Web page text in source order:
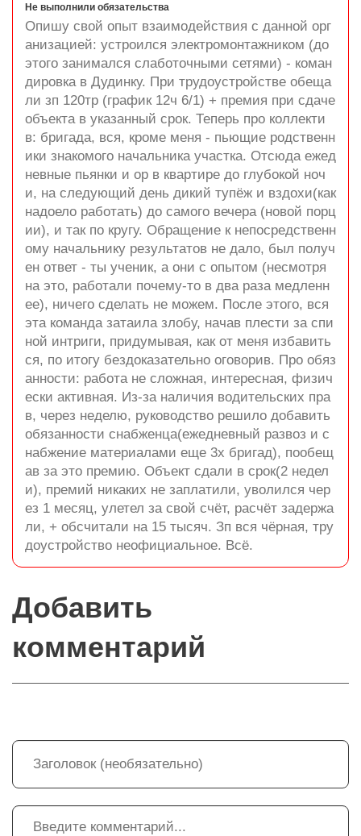
Не выполнили обязательства
Опишу свой опыт взаимодействия с данной орг
анизацией: устроился электромонтажником (до
этого занимался слаботочными сетями) - коман
дировка в Дудинку. При трудоустройстве обеща
ли зп 120тр (график 12ч 6/1) + премия при сдаче
объекта в указанный срок. Теперь про коллекти
в: бригада, вся, кроме меня - пьющие родственн
ики знакомого начальника участка. Отсюда ежед
невные пьянки и ор в квартире до глубокой ноч
и, на следующий день дикий тупёж и вздохи(как
надоело работать) до самого вечера (новой порц
ии), и так по кругу. Обращение к непосредственн
ому начальнику результатов не дало, был получ
ен ответ - ты ученик, а они с опытом (несмотря
на это, работали почему-то в два раза медленн
ее), ничего сделать не можем. После этого, вся
эта команда затаила злобу, начав плести за спи
ной интриги, придумывая, как от меня избавить
ся, по итогу бездоказательно оговорив. Про обяз
анности: работа не сложная, интересная, физич
ески активная. Из-за наличия водительских пра
в, через неделю, руководство решило добавить
обязанности снабженца(ежедневный развоз и с
набжение материалами еще 3х бригад), пообещ
ав за это премию. Объект сдали в срок(2 недел
и), премий никаких не заплатили, уволился чер
ез 1 месяц, улетел за свой счёт, расчёт задержа
ли, + обсчитали на 15 тысяч. Зп вся чёрная, тру
доустройство неофициальное. Всё.
Добавить
комментарий